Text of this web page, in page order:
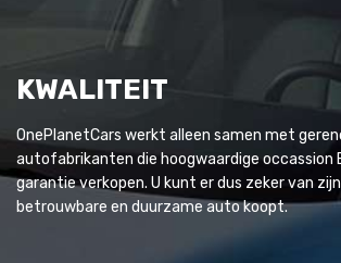
KWALITEIT
OnePlanetCars werkt alleen samen met
autofabrikanten die hoogwaardige occassion
garantie verkopen. U kunt er dus zeker van
betrouwbare en duurzame auto koopt.